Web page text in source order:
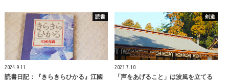
読書
2024.9.11
読書日記：『きらきらひかる』江國
剣道
2023.7.10
「声をあげること」は波風を立てる